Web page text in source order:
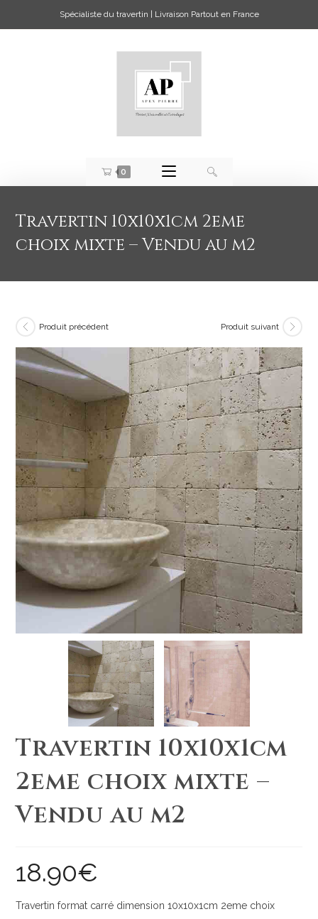
Spécialiste du travertin | Livraison Partout en France
0
Travertin 10x10x1cm 2eme
choix mixte – Vendu au m2
Produit précédent Produit suivant
Travertin 10x10x1cm
2eme choix mixte –
Vendu au m2
18.90€
Travertin format carré dimension 10x10x1cm 2eme choix